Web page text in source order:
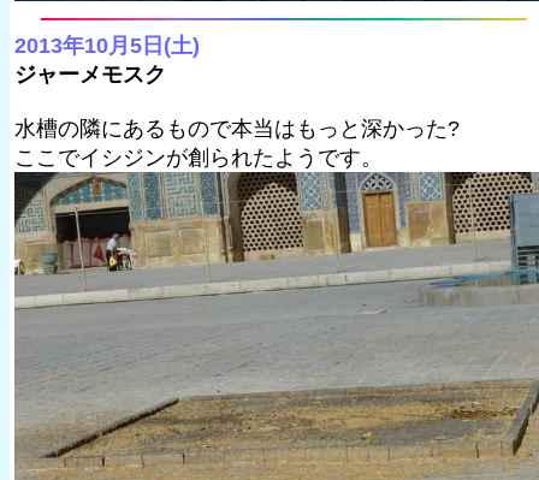
2013年10月5日(土)
ジャーメモスク
水槽の隣にあるもので本当はもっと深かった?
ここでイシジンが創られたようです。